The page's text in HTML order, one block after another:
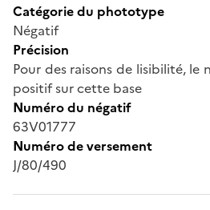
Catégorie du phototype
Négatif
Précision
Pour des raisons de lisibilité, le
positif sur cette base
Numéro du négatif
63V01777
Numéro de versement
J/80/490